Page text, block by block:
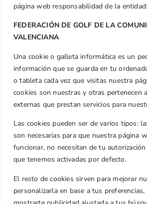
página web responsabilidad de la entidad:
FEDERACIÓN DE GOLF DE LA
VALENCIANA
Una cookie o galleta informática es un
información que se guarda en tu
o tableta cada vez que visitas nuestra
cookies son nuestras y otras pertenecen
externas que prestan servicios para
Las cookies pueden ser de varios tipos:
son necesarias para que nuestra página
funcionar, no necesitan de tu
que tenemos activadas por defecto.
El resto de cookies sirven para mejorar
personalizarla en base a tus
Dirección
Centre de L´Esport, Carrer
Caballero, Nº 5, Despachos
Valencia
Teléfono
+34 961 367
Email
Aviso Legal
Política de